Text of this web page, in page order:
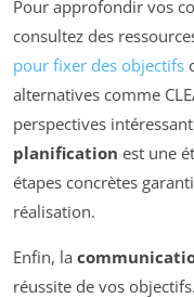
Pour approfondir vos
consultez des
pour fixer des objectifs
alternatives comme
perspectives
planification est une
étapes concrètes
réalisation.
Enfin, la
réussite de vos